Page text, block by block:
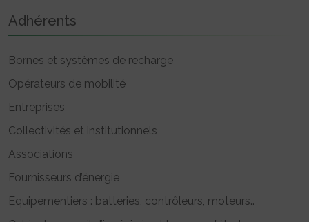
Adhérents
Bornes et systèmes de recharge
Opérateurs de mobilité
Entreprises
Collectivités et institutionnels
Associations
Fournisseurs d’énergie
Equipementiers : batteries, contrôleurs, moteurs..